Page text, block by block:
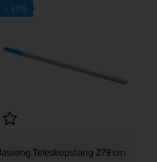
- 31%
Teleskopstang 279 cm